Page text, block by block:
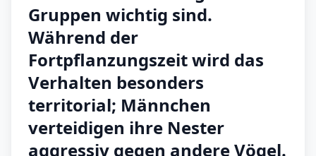
Gruppen wichtig sind.
Während der
Fortpflanzungszeit wird das
Verhalten besonders
territorial; Männchen
verteidigen ihre Nester
aggressiv gegen andere Vögel.